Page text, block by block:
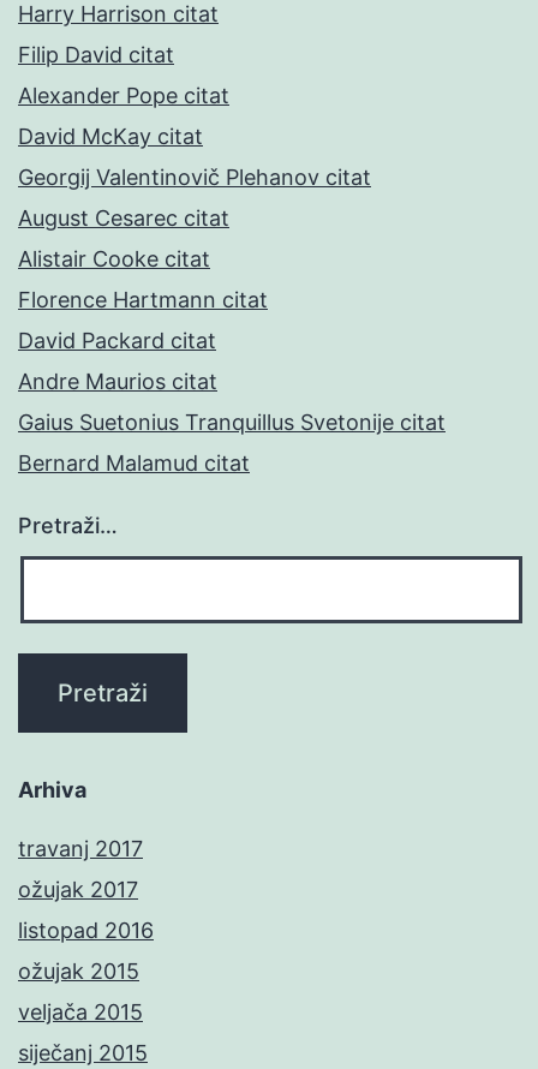
Harry Harrison citat
Filip David citat
Alexander Pope citat
David McKay citat
Georgij Valentinovič Plehanov citat
August Cesarec citat
Alistair Cooke citat
Florence Hartmann citat
David Packard citat
Andre Maurios citat
Gaius Suetonius Tranquillus Svetonije citat
Bernard Malamud citat
Pretraži…
Arhiva
travanj 2017
ožujak 2017
listopad 2016
ožujak 2015
veljača 2015
siječanj 2015